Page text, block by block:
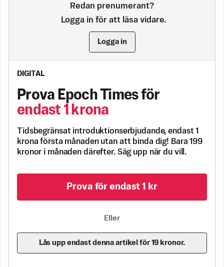
Redan prenumerant?
Logga in för att läsa vidare.
Logga in
DIGITAL
Prova Epoch Times för
endast 1 krona
Tidsbegränsat introduktionserbjudande, endast 1
krona första månaden utan att binda dig! Bara 199
kronor i månaden därefter. Säg upp när du vill.
Prova för endast 1 kr
Eller
Lås upp endast denna artikel för 19 kronor.